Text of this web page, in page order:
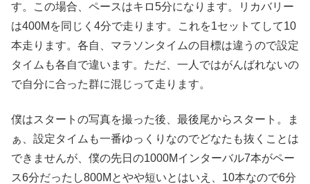
す。この場合、ペースはキロ5分になります。リカバリー
は400Mを同じく4分で走ります。これを1セットてして10
本走ります。各自、マラソンタイムの目標は違うので設定
タイムも各自で違います。ただ、一人ではがんばれないの
で自分に合った群に混じって走ります。
僕はスタートの写真を撮った後、最後尾からスタート。ま
ぁ、設定タイムも一番ゆっくりなのでどなたも抜くことは
できませんが、僕の先日の1000Mインターバル7本がペー
ス6分だったし800Mとやや短いとはいえ、10本なので6分